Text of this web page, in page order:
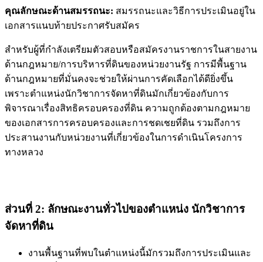
คุณลักษณะด้านสมรรถนะ: สมรรถนะและวิธีการประเมินอยู่ใน
เอกสารแนบท้ายประกาศรับสมัคร
สำหรับผู้ที่กำลังเตรียมตัวสอบหรือสมัครงานราชการในสายงาน
ด้านกฎหมาย/การบริหารที่ดินของหน่วยงานรัฐ การมีพื้นฐาน
ด้านกฎหมายที่มั่นคงจะช่วยให้ผ่านการคัดเลือกได้ดียิ่งขึ้น
เพราะตำแหน่งนักวิชาการจัดหาที่ดินมักเกี่ยวข้องกับการ
พิจารณาเรื่องสิทธิครอบครองที่ดิน ความถูกต้องตามกฎหมาย
ของเอกสารการครอบครองและการชดเชยที่ดิน รวมถึงการ
ประสานงานกับหน่วยงานที่เกี่ยวข้องในการดำเนินโครงการ
ทางหลวง
ส่วนที่ 2: ลักษณะงานทั่วไปของตำแหน่ง นักวิชาการ
จัดหาที่ดิน
งานพื้นฐานที่พบในตำแหน่งนี้มักรวมถึงการประเมินและ